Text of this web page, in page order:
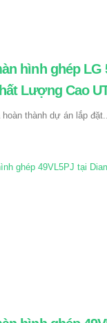
hình ghép LG
Lượng Cao
thành dự án lắp